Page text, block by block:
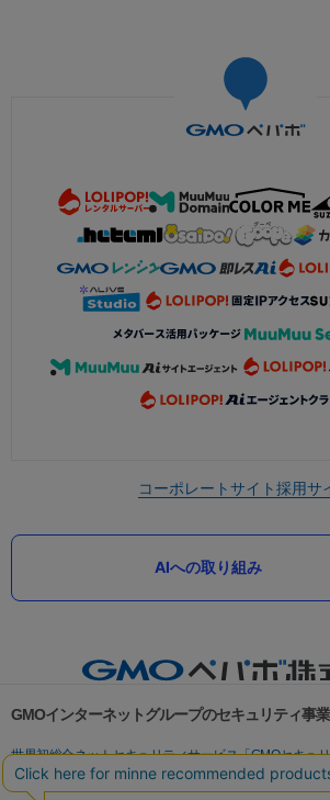
コーポレートサイト採用サ
AIへの取り組み
GMOインターネットグループのセキュリティ事
世界初総合ネットセキュリティサービス「GMOセキュリ
パスワード漏洩診断
Webサイトリスク診断